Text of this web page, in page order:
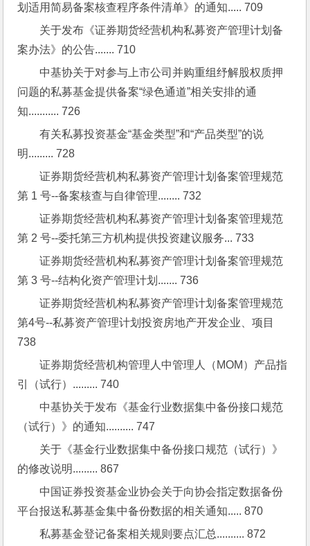
划适用简易备案核查程序条件清单》的通知..... 709
关于发布《证券期货经营机构私募资产管理计划备
案办法》的公告....... 710
中基协关于对参与上市公司并购重组纾解股权质押
问题的私募基金提供备案“绿色通道”相关安排的通
知........... 726
有关私募投资基金“基金类型”和“产品类型”的说
明......... 728
证券期货经营机构私募资产管理计划备案管理规范
第 1 号--备案核查与自律管理........ 732
证券期货经营机构私募资产管理计划备案管理规范
第 2 号--委托第三方机构提供投资建议服务... 733
证券期货经营机构私募资产管理计划备案管理规范
第 3 号--结构化资产管理计划....... 736
证券期货经营机构私募资产管理计划备案管理规范
第4号--私募资产管理计划投资房地产开发企业、项目
738
证券期货经营机构管理人中管理人（MOM）产品指
引（试行）......... 740
中基协关于发布《基金行业数据集中备份接口规范
（试行）》的通知.......... 747
关于《基金行业数据集中备份接口规范（试行）》
的修改说明......... 867
中国证券投资基金业协会关于向协会指定数据备份
平台报送私募基金集中备份数据的相关通知..... 870
私募基金登记备案相关规则要点汇总.......... 872